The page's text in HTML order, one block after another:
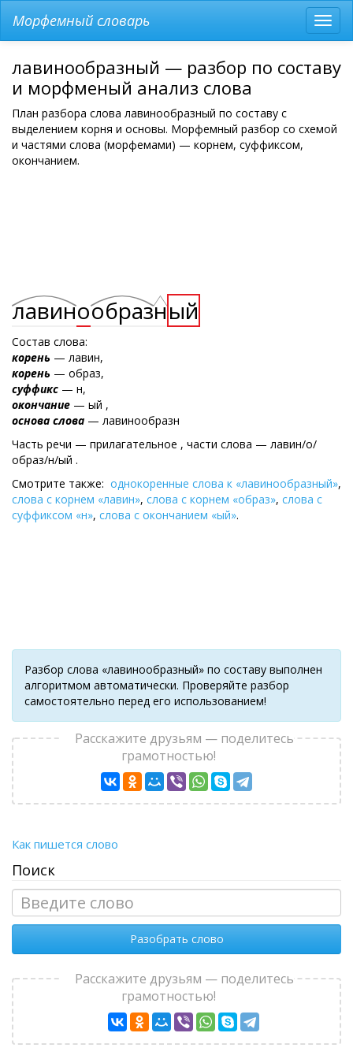
меню
Морфемный словарь
лавинообразный — разбор по составу
и морфменый анализ слова
План разбора слова лавинообразный по составу с
выделением корня и основы. Морфемный разбор со схемой
и частями слова (морфемами) — корнем, суффиксом,
окончанием.
лавинообразный
Состав слова:
корень — лавин,
корень — образ,
суффикс — н,
окончание — ый ,
основа слова — лавинообразн
Часть речи — прилагательное , части слова — лавин/о/
образ/н/ый .
Смотрите также: однокоренные слова к «лавинообразный»,
слова с корнем «лавин», слова с корнем «образ», слова с
суффиксом «н», слова с окончанием «ый».
Разбор слова «лавинообразный» по составу выполнен
алгоритмом автоматически. Проверяйте разбор
самостоятельно перед его использованием!
Расскажите друзьям — поделитесь
грамотностью!
Как пишется слово
Поиск
Разобрать слово
Расскажите друзьям — поделитесь
грамотностью!